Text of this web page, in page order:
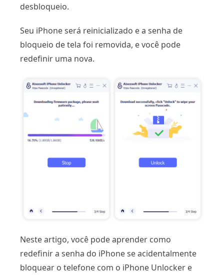
desbloqueio.
Seu iPhone será reinicializado e a senha de
bloqueio de tela foi removida, e você pode
redefinir uma nova.
Neste artigo, você pode aprender como
redefinir a senha do iPhone se acidentalmente
bloquear o telefone com o iPhone Unlocker e